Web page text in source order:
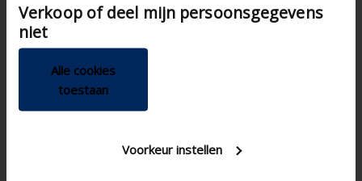
van hun services.
Verkoop of deel mijn persoonsgegevens
niet
Alle cookies
toestaan
Voorkeur instellen
Produits
Protection solaire
Outdoor